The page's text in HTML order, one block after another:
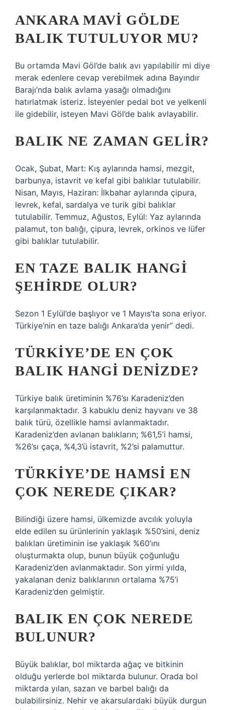
ANKARA MAVI GÖLDE
BALIK TUTULUYOR MU?
Bu ortamda Mavi Göl’de balık avı yapılabilir mi diye
merak edenlere cevap verebilmek adına Bayındır
Barajı’nda balık avlama yasağı olmadığını
hatırlatmak isteriz. İsteyenler pedal bot ve yelkenli
ile gidebilir, isteyen Mavi Göl’de balık avlayabilir.
BALIK NE ZAMAN GELIR?
Ocak, Şubat, Mart: Kış aylarında hamsi, mezgit,
barbunya, istavrit ve kefal gibi balıklar tutulabilir.
Nisan, Mayıs, Haziran: İlkbahar aylarında çipura,
levrek, kefal, sardalya ve turik gibi balıklar
tutulabilir. Temmuz, Ağustos, Eylül: Yaz aylarında
palamut, ton balığı, çipura, levrek, orkinos ve lüfer
gibi balıklar tutulabilir.
EN TAZE BALIK HANGI
ŞEHIRDE OLUR?
Sezon 1 Eylül’de başlıyor ve 1 Mayıs’ta sona eriyor.
Türkiye’nin en taze balığı Ankara’da yenir” dedi.
TÜRKIYE’DE EN ÇOK
BALIK HANGI DENIZDE?
Türkiye balık üretiminin %76’sı Karadeniz’den
karşılanmaktadır. 3 kabuklu deniz hayvanı ve 38
balık türü, özellikle hamsi avlanmaktadır.
Karadeniz’den avlanan balıkların; %61,5’i hamsi,
%26’sı çaça, %4,3’ü istavrit, %2’si palamuttur.
TÜRKIYE’DE HAMSI EN
ÇOK NEREDE ÇIKAR?
Bilindiği üzere hamsi, ülkemizde avcılık yoluyla
elde edilen su ürünlerinin yaklaşık %50’sini, deniz
balıkları üretiminin ise yaklaşık %60’ını
oluşturmakta olup, bunun büyük çoğunluğu
Karadeniz’den avlanmaktadır. Son yirmi yılda,
yakalanan deniz balıklarının ortalama %75’i
Karadeniz’den gelmiştir.
BALIK EN ÇOK NEREDE
BULUNUR?
Büyük balıklar, bol miktarda ağaç ve bitkinin
olduğu yerlerde bol miktarda bulunur. Orada bol
miktarda yılan, sazan ve barbel balığı da
bulabilirsiniz. Nehir ve akarsulardaki büyük durgun